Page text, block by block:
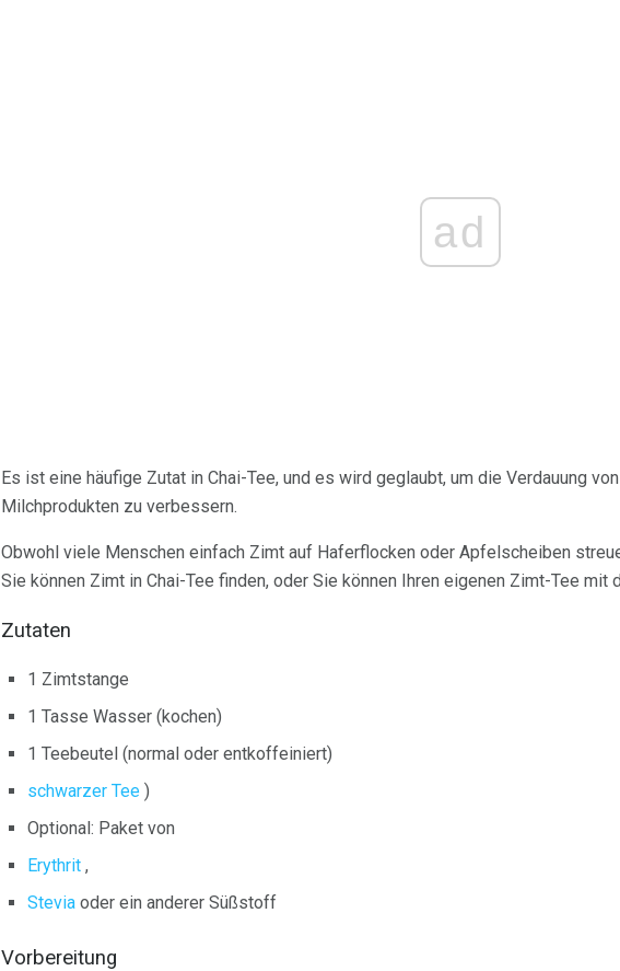
ad
Es ist eine häufige Zutat in Chai-Tee, und es wird geglaubt, um die Verdauung
Milchprodukten zu verbessern.
Obwohl viele Menschen einfach Zimt auf Haferflocken oder Apfelscheiben
Sie können Zimt in Chai-Tee finden, oder Sie können Ihren eigenen Zimt-Tee mit
Zutaten
1 Zimtstange
1 Tasse Wasser (kochen)
1 Teebeutel (normal oder entkoffeiniert)
schwarzer Tee )
Optional: Paket von
Erythrit ,
Stevia oder ein anderer Süßstoff
Vorbereitung